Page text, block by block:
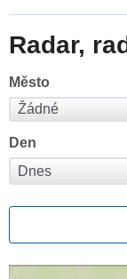
Radar,
Město
Den